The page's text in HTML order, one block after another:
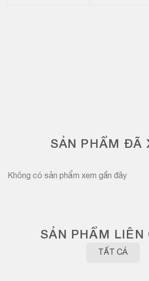
SẢN PHẨM ĐÃ
Không có sản phẩm xem gần đây
SẢN PHẨM LIÊN
TẤT CẢ